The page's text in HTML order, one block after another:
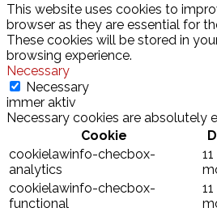
This website uses cookies to
browser as they are essential for
These cookies will be stored in
browsing experience.
Necessary
Necessary
immer aktiv
Necessary cookies are absolutely
Cookie
cookielawinfo-checbox-
analytics
11
cookielawinfo-checbox-
functional
11